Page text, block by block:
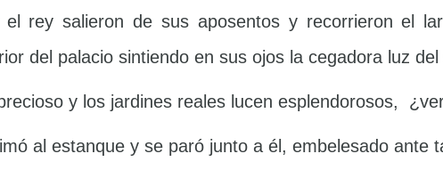
rey salieron de sus aposentos y recorrieron el
del palacio sintiendo en sus ojos la cegadora luz del
y los jardines reales lucen esplendorosos,
al estanque y se paró junto a él, embelesado ante